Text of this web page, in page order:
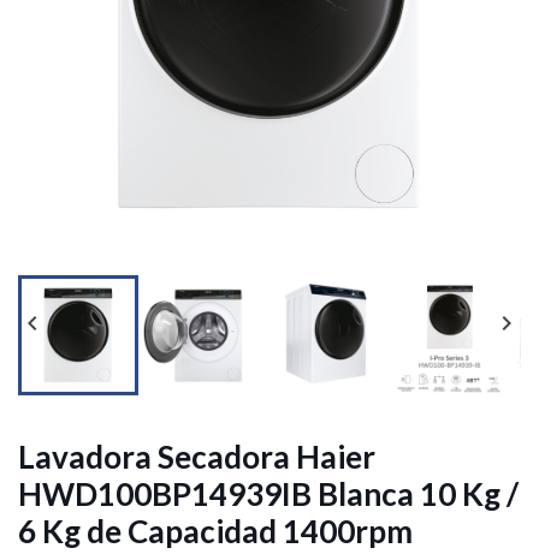
 
Lavadora Secadora Haier
HWD100BP14939IB Blanca 10 Kg /
6 Kg de Capacidad 1400rpm